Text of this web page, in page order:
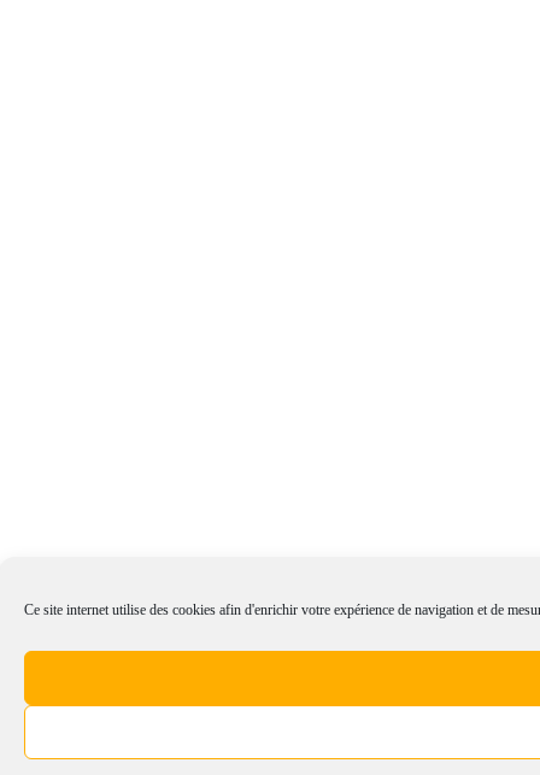
Ce site internet utilise des cookies afin d'enrichir votre expérience de navigation et de